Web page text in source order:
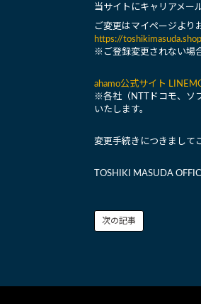
当サイトにキャリアメー
ご変更はマイページより
https://
※ご登録変更されない場
ahamo公式サイト
※各社（NTTドコモ、ソ
いたします。
変更手続きにつきまして
TOSHIKI MASUDA
次の記事